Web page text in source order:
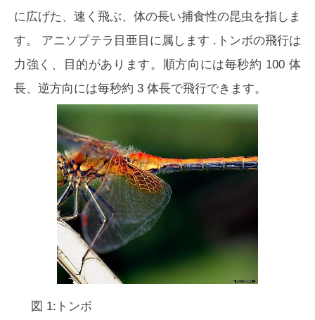
に広げた、速く飛ぶ、体の長い捕食性の昆虫を指しま
す。 アニソプテラ目 亜目に属します .トンボの飛行は
力強く、目的があります。順方向には毎秒約 100 体
長、逆方向には毎秒約 3 体長で飛行できます。
図 1:トンボ